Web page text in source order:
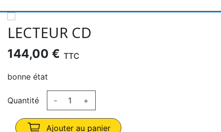
LECTEUR CD
144,00 € TTC
bonne état
Quantité - +
Ajouter au panier